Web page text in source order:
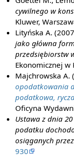
cywilnego w
Kluwer,
Lityńska A.
jako główna
przedsiębiorstw
Ekonomicznej
Majchrowska A.
opodatkowania
podatkowa,
Oficyna
Ustawa z dnia
podatku
osiąganych
930